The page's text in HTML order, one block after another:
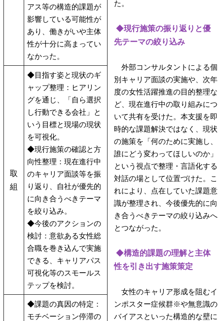
アス等の構造的課題が
影響している可能性が
あり、働きがいや主体
性が十分に高まってい
なかった。
取
組
◆目指す姿と現状のギ
ャップ整理：ヒアリン
グを通じ、「自ら選択
し行動できる会社」と
いう目標と現場の現状
を可視化。
◆現行施策の確認と方
向性整理：現在進行中
のキャリア面談等を振
り返り、自社が優先的
に向き合うべきテーマ
を絞り込み。
◆今後のアクションの
検討：意欲ある女性総
合職を巻き込んで実施
できる、キャリアパス
可視化等のスモールス
テップを検討。
◆課題の真因の特定：
モチベーション停滞の
た。
◆現行施策の振り返りと優
先テーマの絞り込み
外部コンサルタントによる個
別キャリア面談の実施や、次年
度の女性活躍推進の目的整理な
ど、現在進行中の取り組みにつ
いて共有を受けた。本支援を即
時的な課題解決ではなく、現状
の施策を「何のために実施し、
誰にどう変わってほしいのか」
という視点で整理・言語化する
対話の場として位置づけた。こ
れにより、点在していた課題意
識が整理され、今後優先的に向
き合うべきテーマの絞り込みへ
とつながった。
◆構造的課題の理解と主体
性を引き出す施策策定
女性のキャリア形成を阻むイ
ンポスター症候群※や無意識の
バイアスといった構造的な壁に